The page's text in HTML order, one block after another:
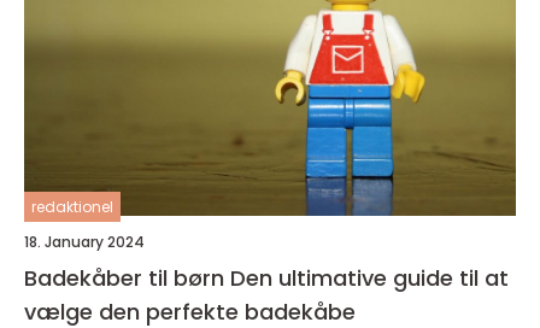
redaktionel
18. January 2024
Badekåber til børn Den ultimative guide til at
vælge den perfekte badekåbe